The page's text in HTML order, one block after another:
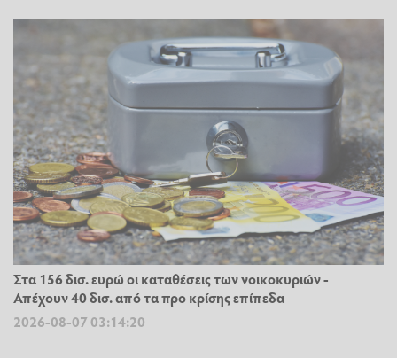
Στα 156 δισ. ευρώ οι καταθέσεις των νοικοκυριών -
Απέχουν 40 δισ. από τα προ κρίσης επίπεδα
2026-08-07 03:14:20